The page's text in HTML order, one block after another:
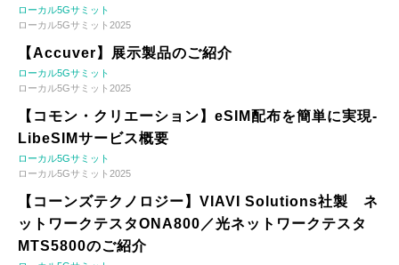
ローカル5Gサミット
ローカル5Gサミット2025
【Accuver】展示製品のご紹介
ローカル5Gサミット
ローカル5Gサミット2025
【コモン・クリエーション】eSIM配布を簡単に実現-
LibeSIMサービス概要
ローカル5Gサミット
ローカル5Gサミット2025
【コーンズテクノロジー】VIAVI Solutions社製 ネ
ットワークテスタONA800／光ネットワークテスタ
MTS5800のご紹介